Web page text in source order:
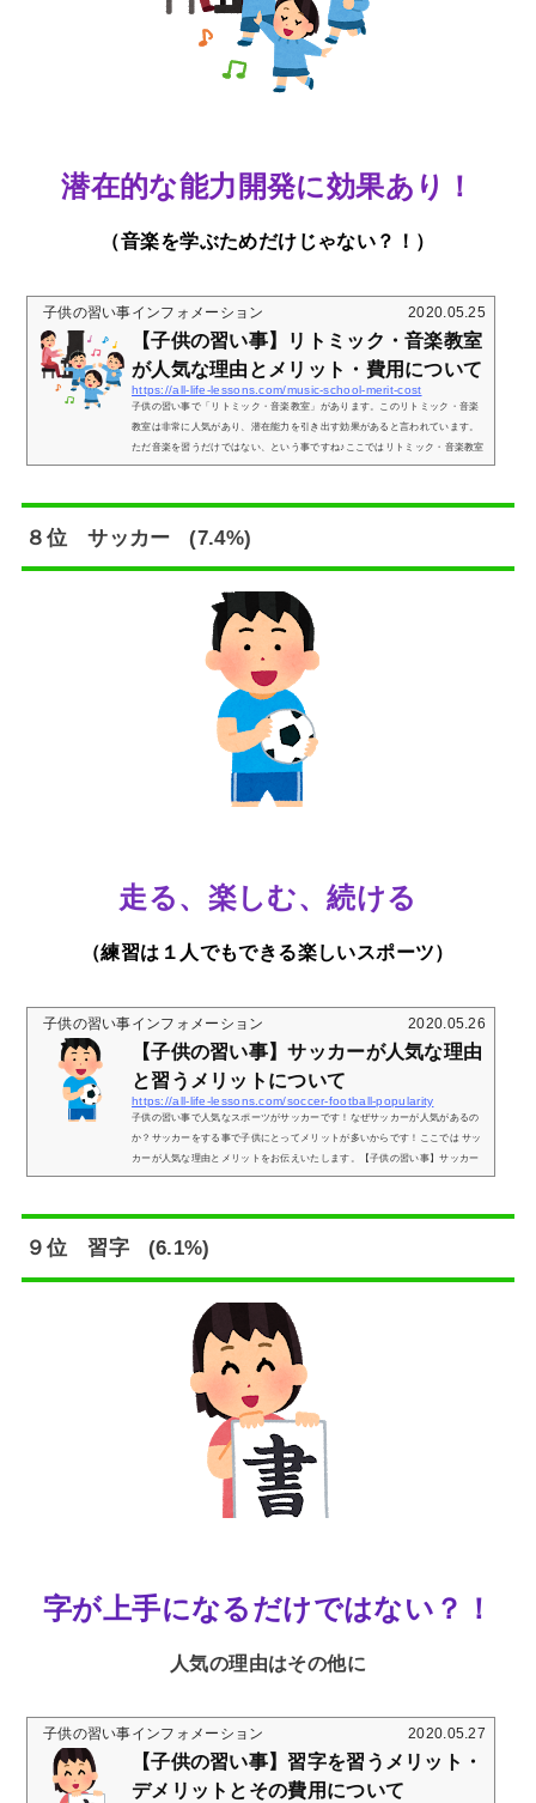
潜在的な能力開発に効果あり！
（音楽を学ぶためだけじゃない？！）
子供の習い事インフォメーション 2020.05.25
【子供の習い事】リトミック・音楽教室
が人気な理由とメリット・費用について
https://all-life-lessons.com/music-school-merit-cost
子供の習い事で「リトミック・音楽教室」があります。このリトミック・音楽
教室は非常に人気があり、潜在能力を引き出す効果があると言われています。
ただ音楽を習うだけではない、という事ですね♪ここではリトミック・音楽教室
の人気の理由やメリット、そのコストについてお伝えいたします。【子供の習
とりあえずやらせるだけでなく、下記５つを重要視した音楽教育手法です。①
音を聞く②音を感じる③音を理解する④「①～③」実践した上で楽器を触って
みる⑤音を組...
８位 サッカー (7.4%)
走る、楽しむ、続ける
（練習は１人でもできる楽しいスポーツ）
子供の習い事インフォメーション 2020.05.26
【子供の習い事】サッカーが人気な理由
と習うメリットについて
https://all-life-lessons.com/soccer-football-popularity
子供の習い事で人気なスポーツがサッカーです！なぜサッカーが人気があるの
か？サッカーをする事で子供にとってメリットが多いからです！ここでは サッ
カーが人気な理由とメリットをお伝えいたします。【子供の習い事】サッカー
が人気な理由習い事でサッカーが選ばれる理由は３つです！特に男の子に人気
ります。①子供自身がやりたいと言ってくる②パパママがサッカーが好き（サ
ッカーに好印象を持っている）③サッカーをする事で身につく事が多い【子供
の習い事...
９位 習字 (6.1%)
字が上手になるだけではない？！
人気の理由はその他に
子供の習い事インフォメーション 2020.05.27
【子供の習い事】習字を習うメリット・
デメリットとその費用について